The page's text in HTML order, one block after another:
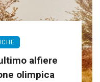
alfiere
olimpica